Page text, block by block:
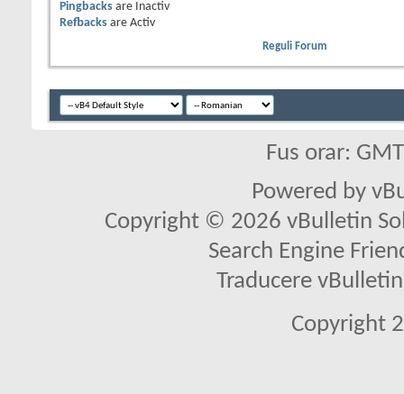
Pingbacks are
Inactiv
Refbacks are Activ
Reguli Forum
Fus orar:
Powered by
Copyright © 2026 vBulletin
Search Engine
Traducere
Copyright